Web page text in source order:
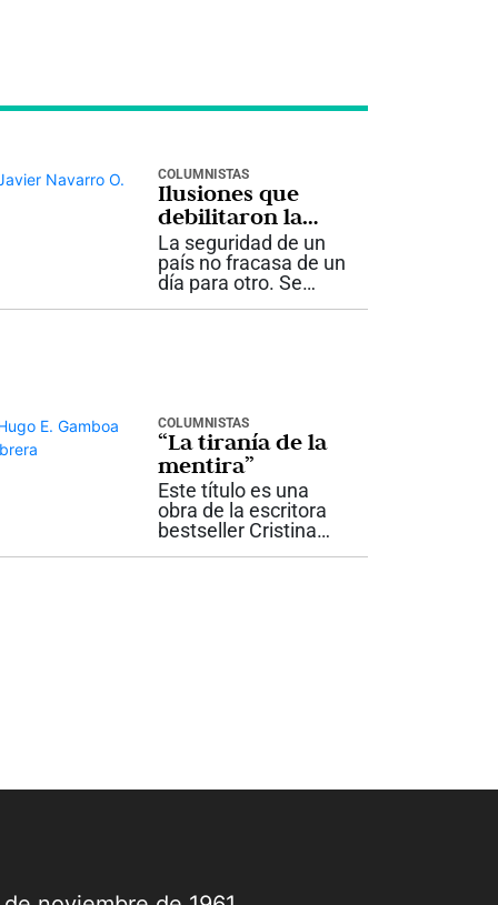
COLUMNISTAS
Ilusiones que
debilitaron la
seguridad
La seguridad de un
país no fracasa de un
día para otro. Se
a depender de ideas
que, aunque
políticamente...
COLUMNISTAS
“La tiranía de la
mentira”
Este título es una
obra de la escritora
bestseller Cristina
Martín Jiménez,